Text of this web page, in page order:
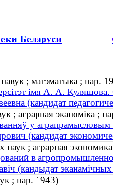
; матэматыка ; нар.
імя А. А. Куляшова.
(кандидат
; аграрная эканоміка ;
у
(кандидат
наук ; аграрная
в
(кандыдат
; нар. 1943)